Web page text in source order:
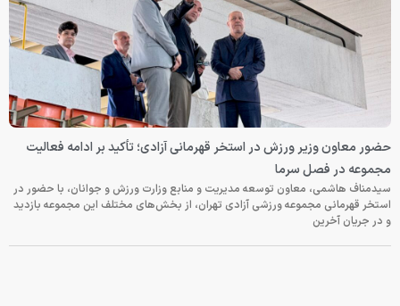
حضور معاون وزیر ورزش در استخر قهرمانی آزادی؛ تأکید بر ادامه فعالیت
مجموعه در فصل سرما
سیدمناف هاشمی، معاون توسعه مدیریت و منابع وزارت ورزش و جوانان، با حضور در
استخر قهرمانی مجموعه ورزشی آزادی تهران، از بخش‌های مختلف این مجموعه بازدید
و در جریان آخرین